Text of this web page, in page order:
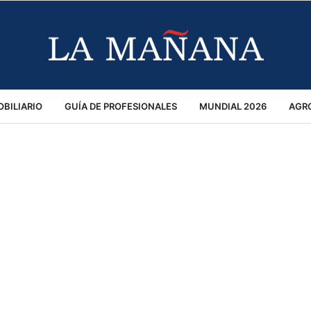
GUÍA DE PROFESIONALES MUNDIAL 2026